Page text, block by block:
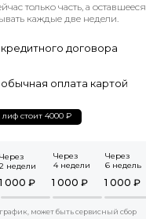
Через
6 недель
1 000 ₽
Через
4 недели
1 000 ₽
Через
2 недели
1 000 ₽
может быть сервисный сбор
оплата картой
договора
только часть, а оставшееся
каждые две недели.
стоит 4000 ₽